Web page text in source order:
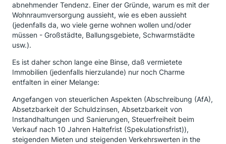
abnehmender Tendenz. Einer der Gründe, warum es mit der
Wohnraumversorgung aussieht, wie es eben aussieht
(jedenfalls da, wo viele gerne wohnen wollen und/oder
müssen - Großstädte, Ballungsgebiete, Schwarmstädte
usw.).
Es ist daher schon lange eine Binse, daß vermietete
Immobilien (jedenfalls hierzulande) nur noch Charme
entfalten in einer Melange:
Angefangen von steuerlichen Aspekten (Abschreibung (AfA),
Absetzbarkeit der Schuldzinsen, Absetzbarkeit von
Instandhaltungen und Sanierungen, Steuerfreiheit beim
Verkauf nach 10 Jahren Haltefrist (Spekulationsfrist)),
steigenden Mieten und steigenden Verkehrswerten in the